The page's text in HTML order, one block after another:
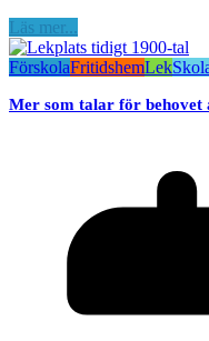
Läs mer...
FörskolaFritidshemLek
Mer som talar för behovet